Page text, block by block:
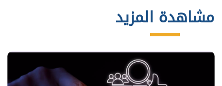
مشاهدة المزيد